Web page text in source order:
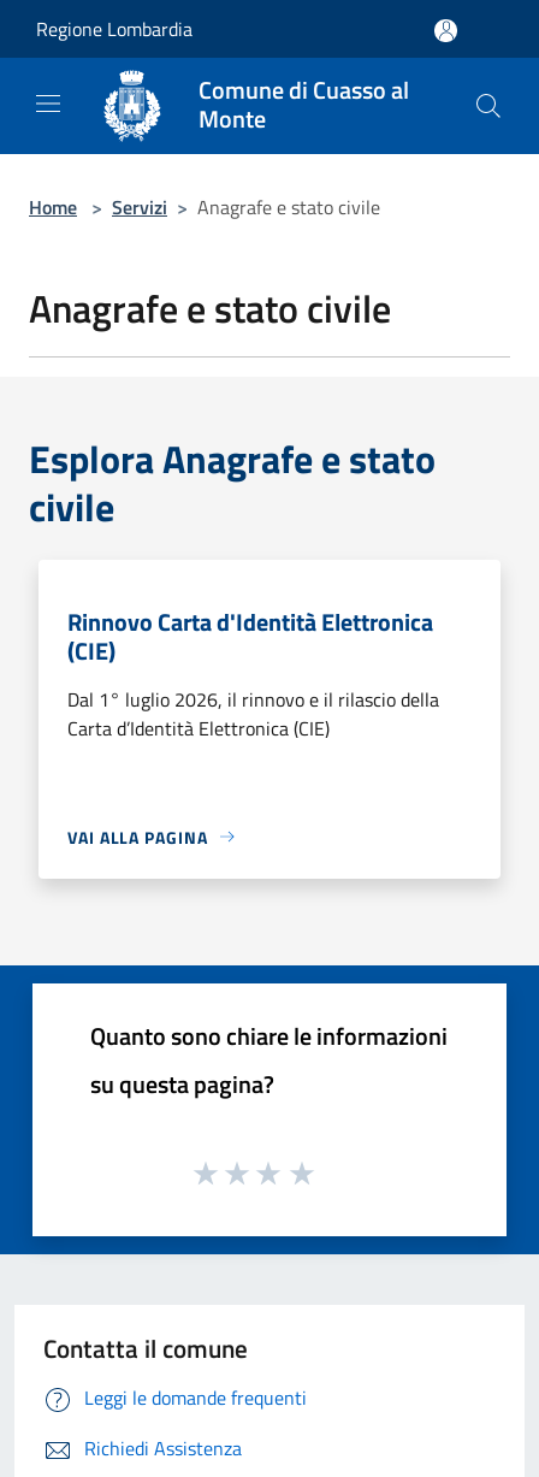
Regione Lombardia
Comune di Cuasso al
Monte
Home > Servizi > Anagrafe e stato civile
Anagrafe e stato civile
Esplora Anagrafe e stato
civile
Rinnovo Carta d'Identità Elettronica
(CIE)
Dal 1° luglio 2026, il rinnovo e il rilascio della
Carta d’Identità Elettronica (CIE)
VAI ALLA PAGINA
Quanto sono chiare le informazioni
su questa pagina?
Contatta il comune
Leggi le domande frequenti
Richiedi Assistenza